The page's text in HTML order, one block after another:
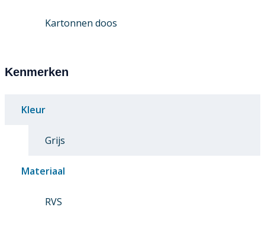
Kartonnen doos
Kenmerken
Kleur
Grijs
Materiaal
RVS